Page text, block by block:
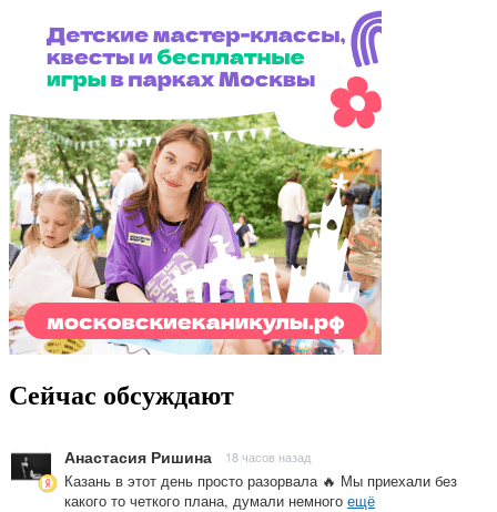
Сейчас обсуждают
Анастасия Ришина 18 часов назад
Казань в этот день просто разорвала 🔥 Мы приехали без
какого то четкого плана, думали немного ещё